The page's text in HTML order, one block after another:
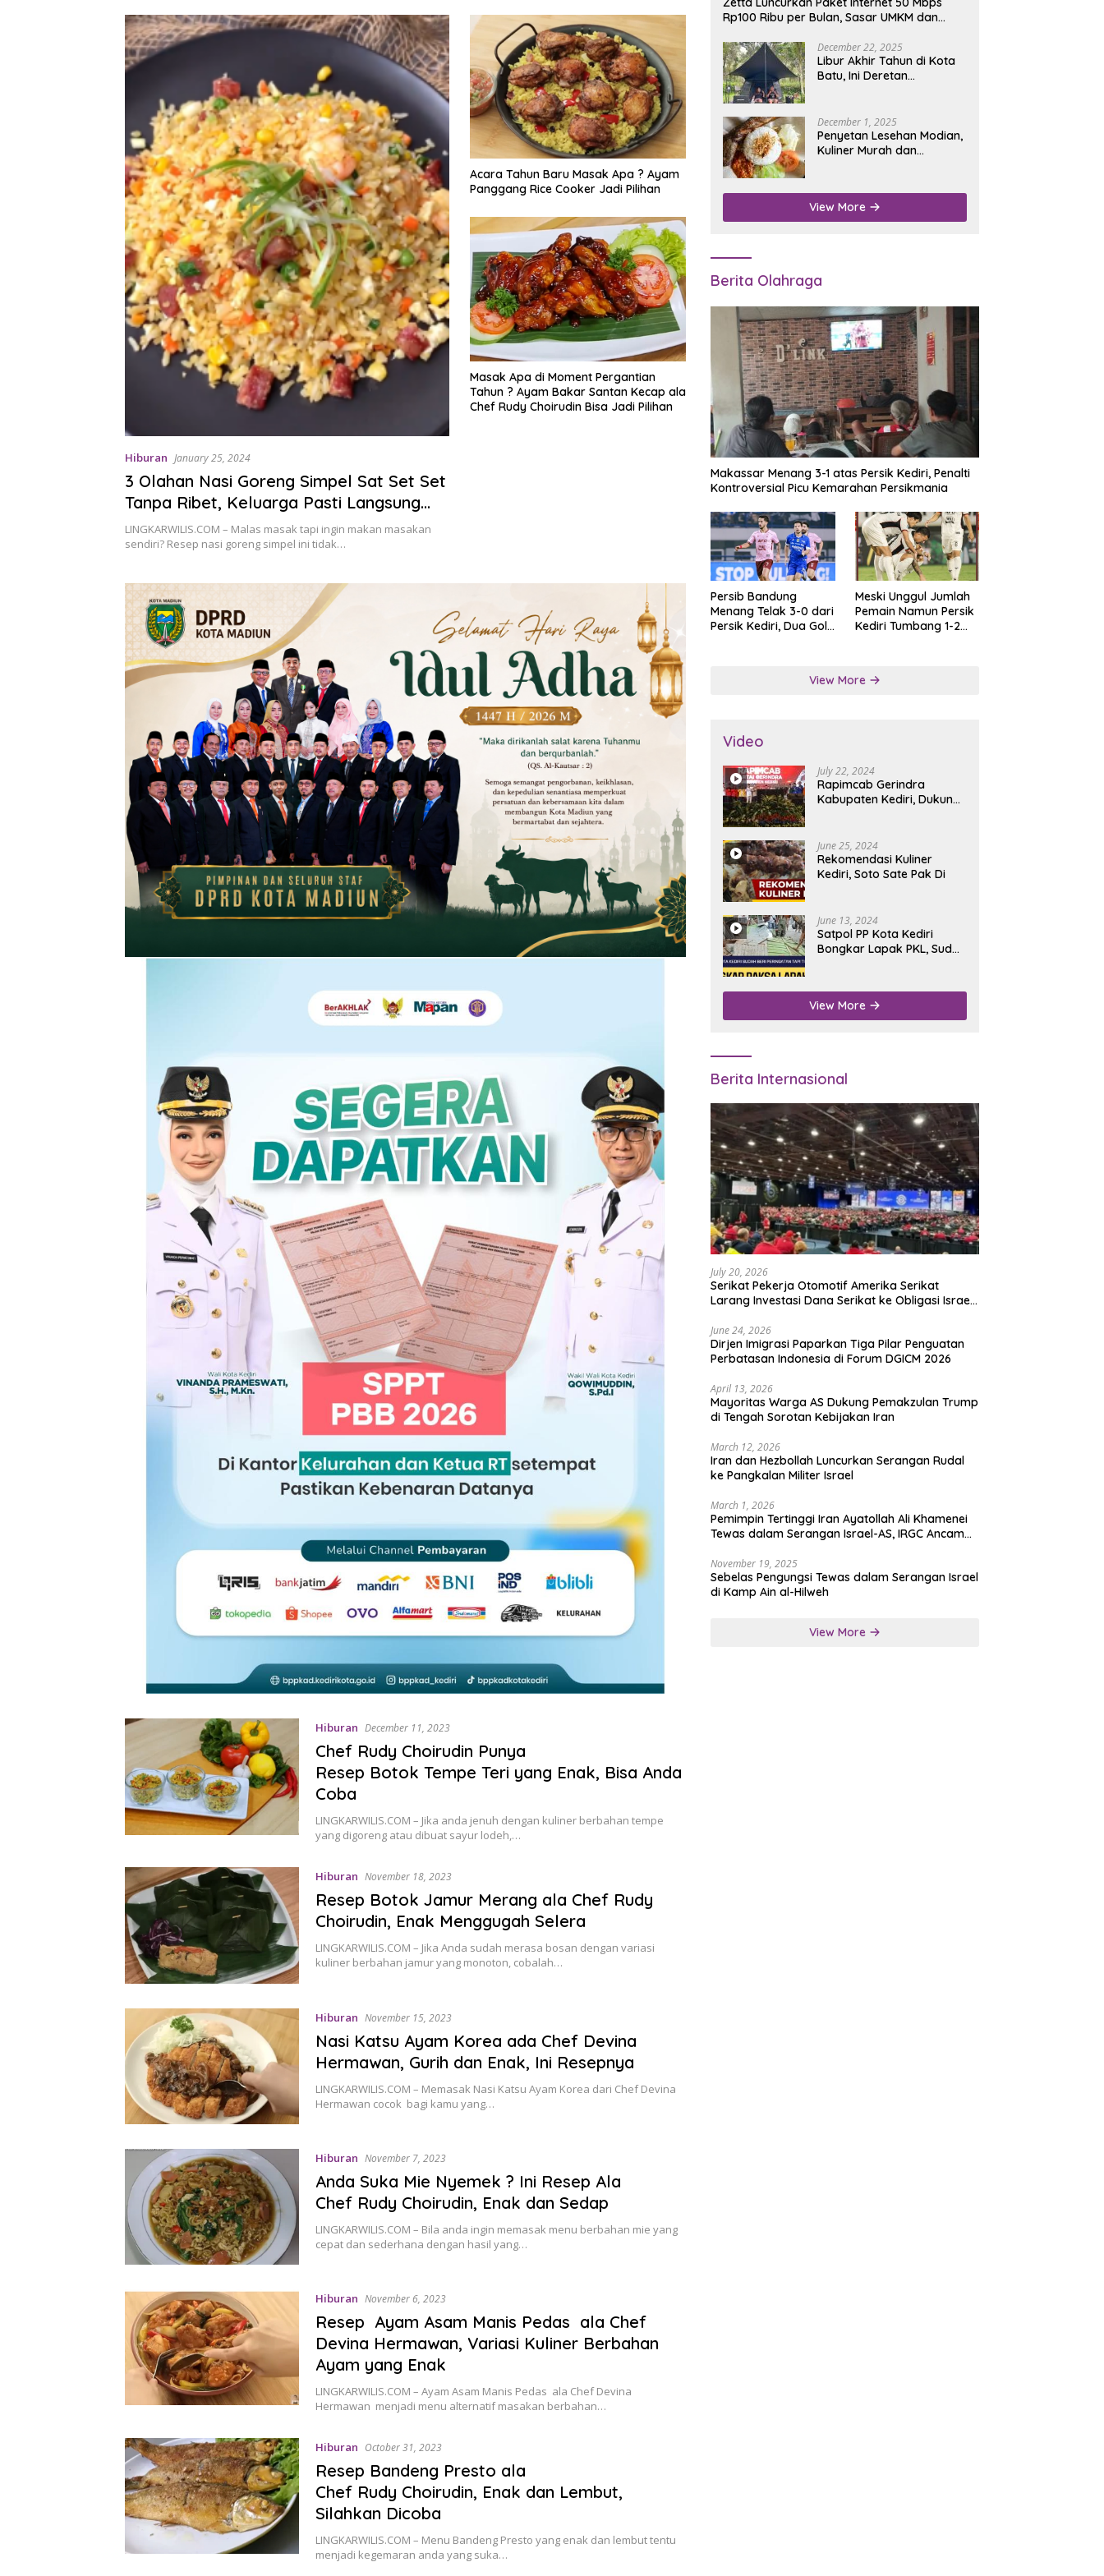
Hiburan January 25, 2024
3 Olahan Nasi Goreng Simpel Sat Set Set
Tanpa Ribet, Keluarga Pasti Langsung
Jatuh Cinta
LINGKARWILIS.COM – Malas masak tapi ingin makan masakan
sendiri? Resep nasi goreng simpel ini tidak…
Acara Tahun Baru Masak Apa ? Ayam
Panggang Rice Cooker Jadi Pilihan
Masak Apa di Moment Pergantian
Tahun ? Ayam Bakar Santan Kecap ala
Chef Rudy Choirudin Bisa Jadi Pilihan
Hiburan December 11, 2023
Chef Rudy Choirudin Punya
Resep Botok Tempe Teri yang Enak, Bisa Anda
Coba
LINGKARWILIS.COM – Jika anda jenuh dengan kuliner berbahan tempe
yang digoreng atau dibuat sayur lodeh,…
Hiburan November 18, 2023
Resep Botok Jamur Merang ala Chef Rudy
Choirudin, Enak Menggugah Selera
LINGKARWILIS.COM – Jika Anda sudah merasa bosan dengan variasi
kuliner berbahan jamur yang monoton, cobalah…
Hiburan November 15, 2023
Nasi Katsu Ayam Korea ada Chef Devina
Hermawan, Gurih dan Enak, Ini Resepnya
LINGKARWILIS.COM – Memasak Nasi Katsu Ayam Korea dari Chef Devina
Hermawan cocok bagi kamu yang…
Hiburan November 7, 2023
Anda Suka Mie Nyemek ? Ini Resep Ala
Chef Rudy Choirudin, Enak dan Sedap
LINGKARWILIS.COM – Bila anda ingin memasak menu berbahan mie yang
cepat dan sederhana dengan hasil yang…
Hiburan November 6, 2023
Resep Ayam Asam Manis Pedas ala Chef
Devina Hermawan, Variasi Kuliner Berbahan
Ayam yang Enak
LINGKARWILIS.COM – Ayam Asam Manis Pedas ala Chef Devina
Hermawan menjadi menu alternatif masakan berbahan…
Hiburan October 31, 2023
Resep Bandeng Presto ala
Chef Rudy Choirudin, Enak dan Lembut,
Silahkan Dicoba
LINGKARWILIS.COM – Menu Bandeng Presto yang enak dan lembut tentu
menjadi kegemaran anda yang suka…
Rp100 Ribu per Bulan, Sasar UMKM dan
December 22, 2025
Libur Akhir Tahun di Kota
Batu, Ini Deretan
December 1, 2025
Penyetan Lesehan Modian,
Kuliner Murah dan
Nganjuk
View More
Berita Olahraga
Makassar Menang 3-1 atas Persik Kediri, Penalti
Kontroversial Picu Kemarahan Persikmania
Persib Bandung
Menang Telak 3-0 dari
Persik Kediri, Dua Gol
Meski Unggul Jumlah
Pemain Namun Persik
Kediri Tumbang 1-2
View More
Video
July 22, 2024
Rapimcab Gerindra
Kabupaten Kediri, Dukung
June 25, 2024
Rekomendasi Kuliner
Kediri, Soto Sate Pak Di
June 13, 2024
Satpol PP Kota Kediri
Bongkar Lapak PKL, Sudah
View More
Berita Internasional
July 20, 2026
Serikat Pekerja Otomotif Amerika Serikat
Larang Investasi Dana Serikat ke Obligasi Israel,
June 24, 2026
Dirjen Imigrasi Paparkan Tiga Pilar Penguatan
Perbatasan Indonesia di Forum DGICM 2026
April 13, 2026
Mayoritas Warga AS Dukung Pemakzulan Trump
di Tengah Sorotan Kebijakan Iran
March 12, 2026
Iran dan Hezbollah Luncurkan Serangan Rudal
ke Pangkalan Militer Israel
March 1, 2026
Pemimpin Tertinggi Iran Ayatollah Ali Khamenei
Tewas dalam Serangan Israel-AS, IRGC Ancam
November 19, 2025
Sebelas Pengungsi Tewas dalam Serangan Israel
di Kamp Ain al-Hilweh
View More